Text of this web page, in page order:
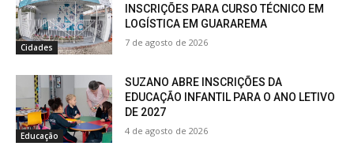
Cidades
INSCRIÇÕES PARA CURSO TÉCNICO EM
LOGÍSTICA EM GUARAREMA
7 de agosto de 2026
Educação
SUZANO ABRE INSCRIÇÕES DA
EDUCAÇÃO INFANTIL PARA O ANO LETIVO
DE 2027
4 de agosto de 2026